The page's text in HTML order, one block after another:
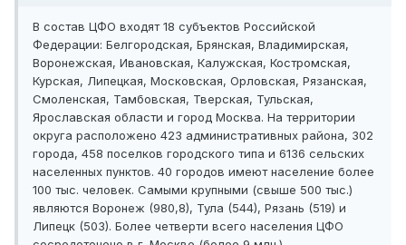
В состав ЦФО входят 18 субъектов Российской
Федерации: Белгородская, Брянская, Владимирская,
Воронежская, Ивановская, Калужская, Костромская,
Курская, Липецкая, Московская, Орловская, Рязанская,
Смоленская, Тамбовская, Тверская, Тульская,
Ярославская области и город Москва. На территории
округа расположено 423 административных района, 302
города, 458 поселков городского типа и 6136 сельских
населенных пунктов. 40 городов имеют население более
100 тыс. человек. Самыми крупными (свыше 500 тыс.)
являются Воронеж (980,8), Тула (544), Рязань (519) и
Липецк (503). Более четверти всего населения ЦФО